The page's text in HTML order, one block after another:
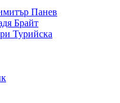
Панев
Брайт
Турийска